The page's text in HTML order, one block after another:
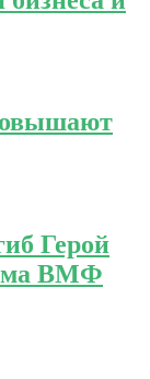
Герой
ВМФ